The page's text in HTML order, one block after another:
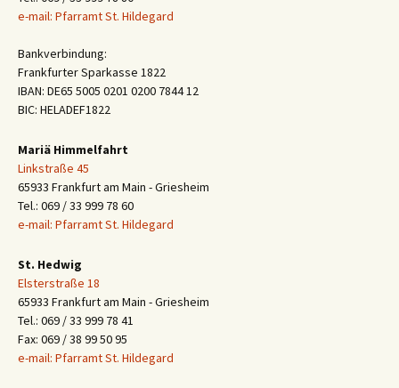
e-mail: Pfarramt St. Hildegard
Bankverbindung:
Frankfurter Sparkasse 1822
IBAN: DE65 5005 0201 0200 7844 12
BIC: HELADEF1822
Mariä Himmelfahrt
Linkstraße 45
65933 Frankfurt am Main - Griesheim
Tel.: 069 / 33 999 78 60
e-mail: Pfarramt St. Hildegard
St. Hedwig
Elsterstraße 18
65933 Frankfurt am Main - Griesheim
Tel.: 069 / 33 999 78 41
Fax: 069 / 38 99 50 95
e-mail: Pfarramt St. Hildegard